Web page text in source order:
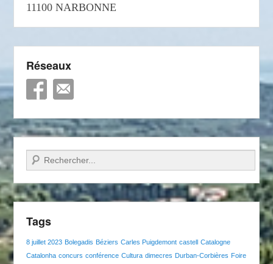
11100 NARBONNE
Réseaux
Recherche
Tags
8 juillet 2023 Bolegadis Béziers Carles Puigdemont castell Catalogne
Catalonha concurs conférence Cultura dimecres Durban-Corbières Foire